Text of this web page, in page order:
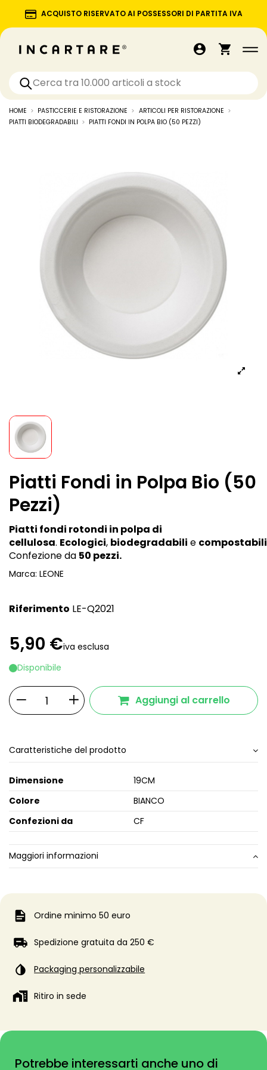
ACQUISTO RISERVATO AI POSSESSORI DI PARTITA IVA
HOME PASTICCERIE E RISTORAZIONE
ARTICOLI PER RISTORAZIONE
PIATTI BIODEGRADABILI
PIATTI FONDI IN POLPA BIO (50 PEZZI)
Piatti Fondi in Polpa Bio (50
Pezzi)
Piatti fondi rotondi in polpa di
cellulosa. Ecologici, biodegradabili e compostabili
Confezione da 50 pezzi.
Marca: LEONE
Riferimento LE-Q2021
5,90 €iva esclusa
Disponibile
Aggiungi al carrello
Caratteristiche del prodotto
Dimensione
19CM
Colore
BIANCO
Confezioni da
CF
Maggiori informazioni
Ordine minimo 50 euro
Spedizione gratuita da 250 €
Packaging personalizzabile
Ritiro in sede
Potrebbe interessarti anche uno di